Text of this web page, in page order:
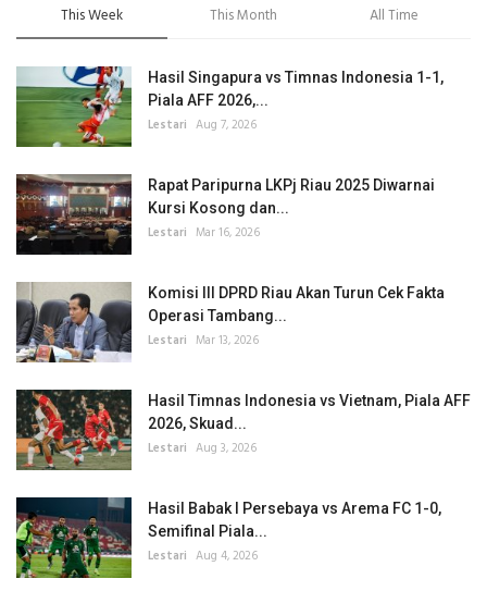
This Week This Month All Time
Hasil Singapura vs Timnas Indonesia 1-1,
Piala AFF 2026,...
Lestari Aug 7, 2026
Rapat Paripurna LKPj Riau 2025 Diwarnai
Kursi Kosong dan...
Lestari Mar 16, 2026
Komisi III DPRD Riau Akan Turun Cek Fakta
Operasi Tambang...
Lestari Mar 13, 2026
Hasil Timnas Indonesia vs Vietnam, Piala AFF
2026, Skuad...
Lestari Aug 3, 2026
Hasil Babak I Persebaya vs Arema FC 1-0,
Semifinal Piala...
Lestari Aug 4, 2026